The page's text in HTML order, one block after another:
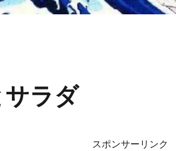
ラダ
スポンサーリンク